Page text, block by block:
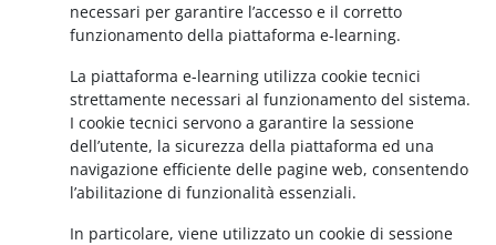
necessari per garantire l’accesso e il corretto
funzionamento della piattaforma e-learning.
La piattaforma e-learning utilizza cookie tecnici
strettamente necessari al funzionamento del sistema.
I cookie tecnici servono a garantire la sessione
dell’utente, la sicurezza della piattaforma ed una
navigazione efficiente delle pagine web, consentendo
l’abilitazione di funzionalità essenziali.
In particolare, viene utilizzato un cookie di sessione